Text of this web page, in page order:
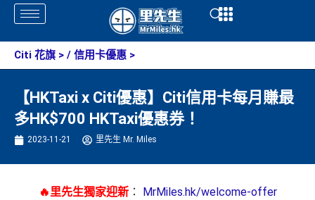
Skip
content
Open
Citi 花旗 > / 信用卡優惠 >
【HKTaxi x Citi優惠】Citi信用卡每月賺最
多HK$700 HKTaxi優惠券！
2023-11-21 里先生 Mr. Miles
🔥里先生獨家迎新： MrMiles.hk/welcome-offer